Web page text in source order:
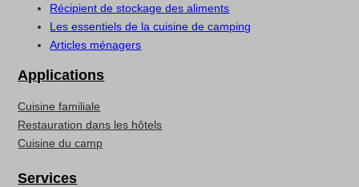
Récipient de stockage des aliments
Les essentiels de la cuisine de camping
Articles ménagers
Applications
Cuisine familiale
Restauration dans les hôtels
Cuisine du camp
Services